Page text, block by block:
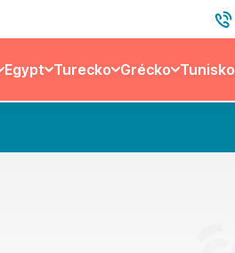
Egypt Turecko Grécko Tunisko